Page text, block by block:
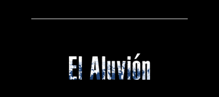
entradas